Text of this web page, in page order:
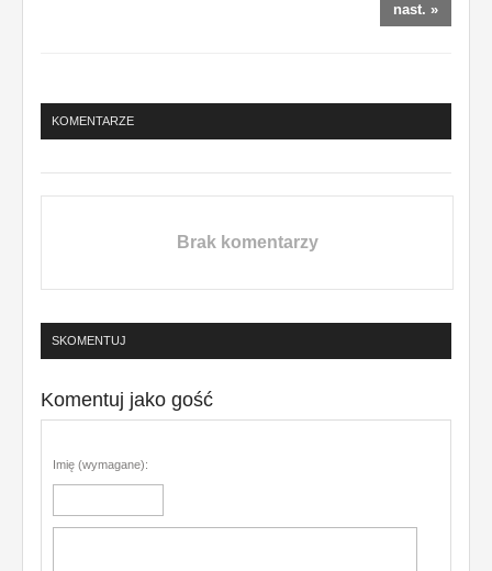
nast. »
KOMENTARZE
Brak komentarzy
SKOMENTUJ
Komentuj jako gość
Imię (wymagane):